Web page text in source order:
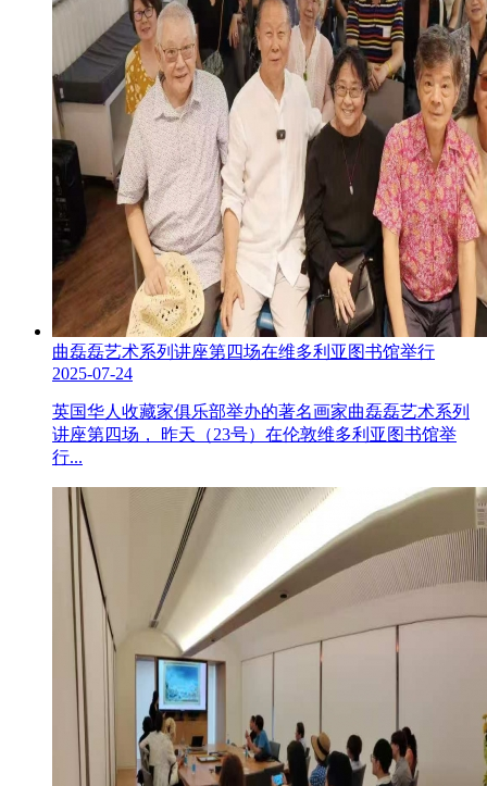
曲磊磊艺术系列讲座第四场在维多利亚图书馆举行
2025-07-24
英国华人收藏家俱乐部举办的著名画家曲磊磊艺术系列
讲座第四场， 昨天（23号）在伦敦维多利亚图书馆举
行...